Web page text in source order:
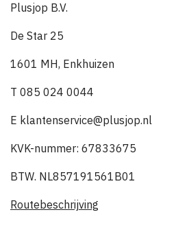
Plusjop B.V.
De Star 25
1601 MH, Enkhuizen
T 085 024 0044
E klantenservice@plusjop.nl
KVK-nummer: 67833675
BTW. NL857191561B01
Routebeschrijving